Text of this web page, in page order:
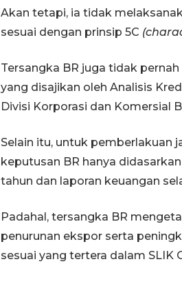
Akan tetapi, ia tidak
sesuai dengan prinsip 5C
Tersangka BR juga tidak
yang disajikan oleh Analisis
Divisi Korporasi dan Komersial
Selain itu, untuk pemberlakuan
keputusan BR hanya
tahun dan laporan keuangan
Padahal, tersangka BR
penurunan ekspor serta
sesuai yang tertera dalam SLIK